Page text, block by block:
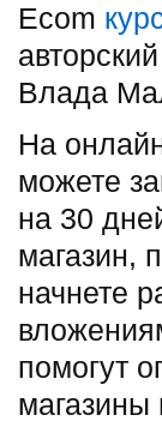
Ecom
Влада
На
можете
на 30
магазин,
начнете
помогут
магазины